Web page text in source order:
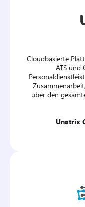
Cloudbasierte
ATS und
über den
Unatrix